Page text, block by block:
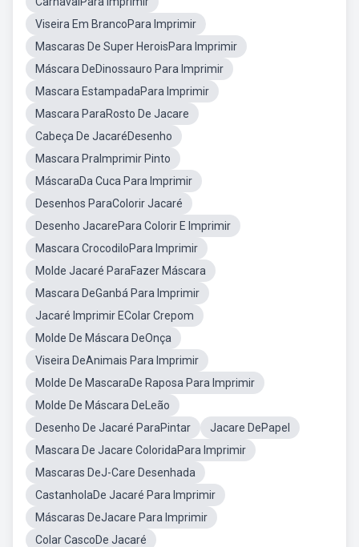
Viseira Em BrancoPara Imprimir
Mascaras De Super HeroisPara Imprimir
Máscara DeDinossauro Para Imprimir
Mascara EstampadaPara Imprimir
Mascara ParaRosto De Jacare
Cabeça De JacaréDesenho
Mascara PraImprimir Pinto
MáscaraDa Cuca Para Imprimir
Desenhos ParaColorir Jacaré
Desenho JacarePara Colorir E Imprimir
Mascara CrocodiloPara Imprimir
Molde Jacaré ParaFazer Máscara
Mascara DeGanbá Para Imprimir
Jacaré Imprimir EColar Crepom
Molde De Máscara DeOnça
Viseira DeAnimais Para Imprimir
Molde De MascaraDe Raposa Para Imprimir
Molde De Máscara DeLeão
Desenho De Jacaré ParaPintar
Jacare DePapel
Mascara De Jacare ColoridaPara Imprimir
Mascaras DeJ-Care Desenhada
CastanholaDe Jacaré Para Imprimir
Máscaras DeJacare Para Imprimir
Colar CascoDe Jacaré